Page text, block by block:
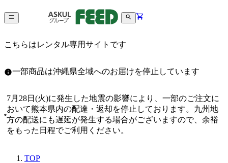
こちらはレンタル専用サイトです
一部商品は沖縄県全域へのお届けを停止しています
7月28日(火)に発生した地震の影響により、一部のご注文に
おいて熊本県内の配達・返却を停止しております。九州地
方の配送にも遅延が発生する場合がございますので、余裕
をもった日程でご利用ください。
TOP